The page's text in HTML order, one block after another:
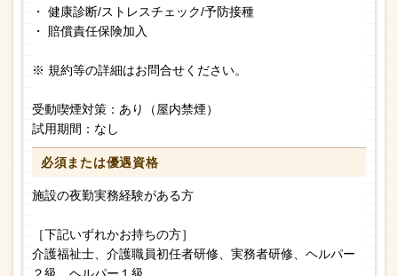
・ 健康診断/ストレスチェック/予防接種
・ 賠償責任保険加入
※ 規約等の詳細はお問合せください。
受動喫煙対策：あり（屋内禁煙）
試用期間：なし
必須または優遇資格
施設の夜勤実務経験がある方
［下記いずれかお持ちの方］
介護福祉士、介護職員初任者研修、実務者研修、ヘルパー